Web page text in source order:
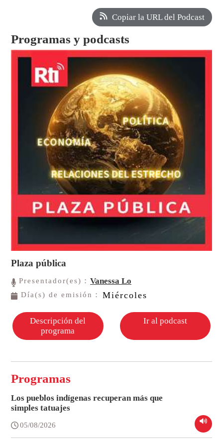
Copiar la URL del Podcast
Programas y podcasts
Plaza pública
Presentador(es)：Vanessa Lo
Día(s) de emisión： Miércoles
Descripción del
programa
Ir al podcast
Programas
Los pueblos indígenas recuperan más que
simples tatuajes
05/08/2026